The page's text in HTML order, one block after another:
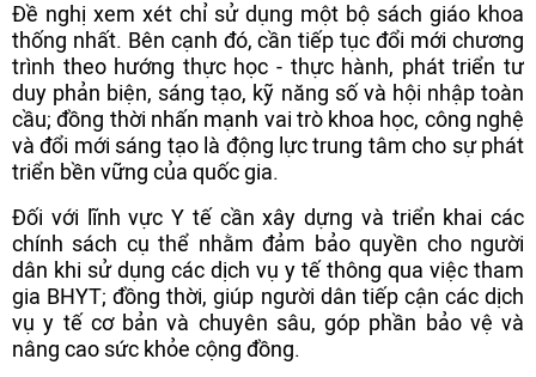
Đề nghị xem xét chỉ sử dụng một bộ sách giáo khoa
thống nhất. Bên cạnh đó, cần tiếp tục đổi mới chương
trình theo hướng thực học - thực hành, phát triển tư
duy phản biện, sáng tạo, kỹ năng số và hội nhập toàn
cầu; đồng thời nhấn mạnh vai trò khoa học, công nghệ
và đổi mới sáng tạo là động lực trung tâm cho sự phát
triển bền vững của quốc gia.
Đối với lĩnh vực Y tế cần xây dựng và triển khai các
chính sách cụ thể nhằm đảm bảo quyền cho người
dân khi sử dụng các dịch vụ y tế thông qua việc tham
gia BHYT; đồng thời, giúp người dân tiếp cận các dịch
vụ y tế cơ bản và chuyên sâu, góp phần bảo vệ và
nâng cao sức khỏe cộng đồng.